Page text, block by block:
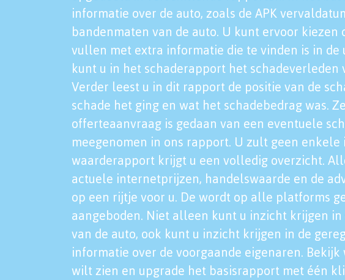
informatie over de auto, zoals de APK
bandenmaten van de auto. U kunt ervoor
vullen met extra informatie die te vinden is in
kunt u in het schaderapport het schadeverleden
Verder leest u in dit rapport de positie van de
schade het ging en wat het schadebedrag was.
offerteaanvraag is gedaan van een eventuele
meegenomen in ons rapport. U zult geen
waarderapport krijgt u een volledig overzicht.
actuele internetprijzen, handelswaarde en de
op een rijtje voor u. De wordt op alle platforms
aangeboden. Niet alleen kunt u inzicht krijgen
van de auto, ook kunt u inzicht krijgen in de
informatie over de voorgaande eigenaren.
wilt zien en upgrade het basisrapport met één